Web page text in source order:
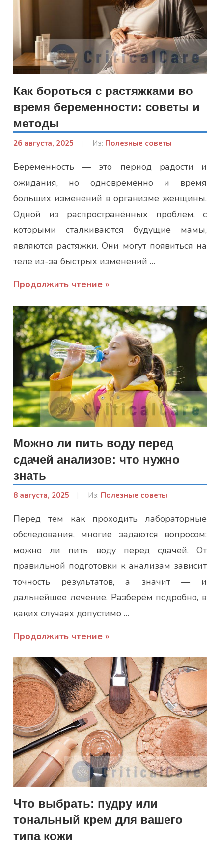
Как бороться с растяжками во
время беременности: советы и
методы
26 августа, 2025
От:
Юлія
Из: Полезные советы
Беременность — это период радости и
ожидания, но одновременно и время
больших изменений в организме женщины.
Одной из распространённых проблем, с
которыми сталкиваются будущие мамы,
являются растяжки. Они могут появиться на
теле из-за быстрых изменений …
Продолжить чтение
Можно ли пить воду перед
сдачей анализов: что нужно
знать
8 августа, 2025
От:
Юлія
Из: Полезные советы
Перед тем как проходить лабораторные
обследования, многие задаются вопросом:
можно ли пить воду перед сдачей. От
правильной подготовки к анализам зависит
точность результатов, а значит — и
дальнейшее лечение. Разберём подробно, в
каких случаях допустимо …
Продолжить чтение
Что выбрать: пудру или
тональный крем для вашего
типа кожи